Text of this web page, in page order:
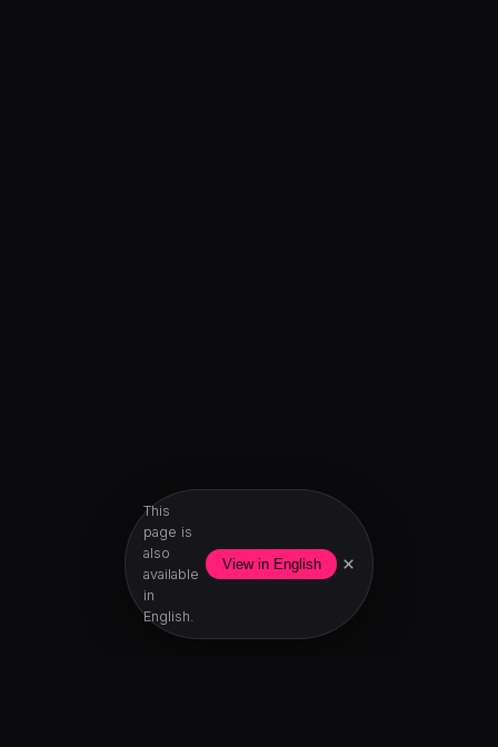
This
page is
also
available
in
English.
View in English ×